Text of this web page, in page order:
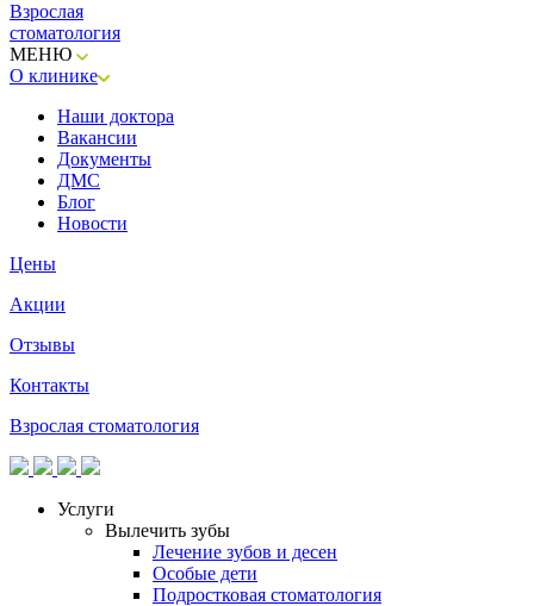
Взрослая
стоматология
МЕНЮ
О клинике
Наши доктора
Вакансии
Документы
ДМС
Блог
Новости
Цены
Акции
Отзывы
Контакты
Взрослая стоматология
Услуги
Вылечить зубы
Лечение зубов и десен
Особые дети
Подростковая стоматология